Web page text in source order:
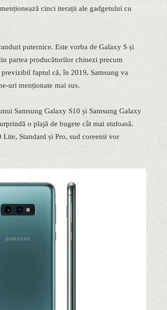
cinci iterații ale gadgetului cu
puternice. Este vorba de Galaxy S și
partea producătorilor chinezi precum
faptul că, în 2019, Samsung va
uri menționate mai sus.
Samsung Galaxy S10 și Samsung Galaxy
o plajă de bugete cât mai stufoasă.
Lite, Standard și Pro, sud coreenii vor